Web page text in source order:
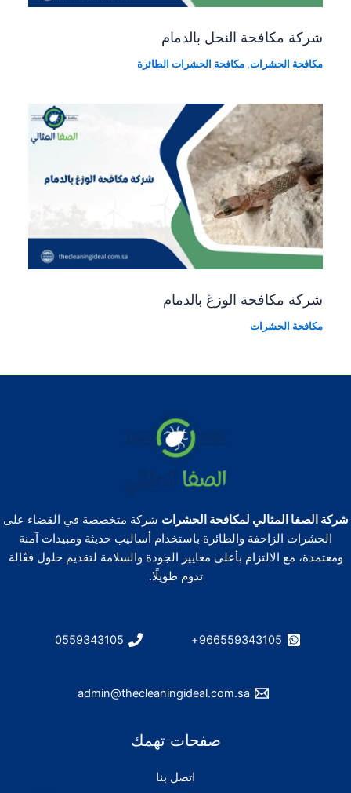
شركة مكافحة النحل بالدمام
مكافحة الحشرات,مكافحة الحشرات الطائرة
شركة مكافحة الوزغ بالدمام
مكافحة الحشرات
شركة الصفا المثالي لمكافحة الحشرات شركة متخصصة في القضاء على
الحشرات الزاحفة والطائرة باستخدام أساليب حديثة ومبيدات آمنة
ومعتمدة، مع الالتزام بأعلى معايير الجودة والسلامة لتقديم حلول فعّالة
تدوم طويلًا.
966559343105+
0559343105
admin@thecleaningideal.com.sa
صفحات تهمك
اتصل بنا